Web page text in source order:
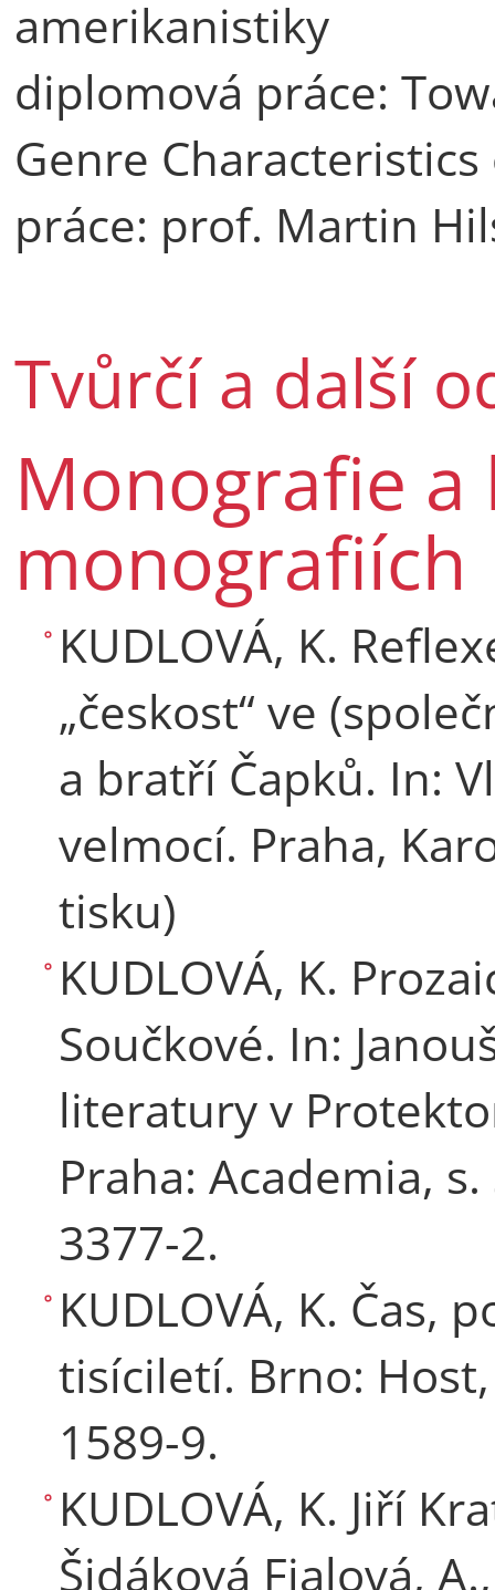
amerikanistiky
diplomová práce:
Genre
práce: prof. Martin
Tvůrčí a další
Monografie
monografiích
KUDLOVÁ, K.
„českost“ ve
a bratří Čapků. In:
velmocí. Praha,
tisku)
KUDLOVÁ, K.
Součkové. In:
literatury v
Praha: Academia,
3377-2.
KUDLOVÁ, K. Čas,
tisíciletí. Brno:
1589-9.
KUDLOVÁ, K. Jiří
Šidáková Fialová,